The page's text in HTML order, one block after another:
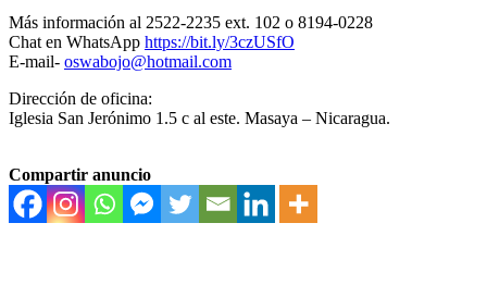
Más información al 2522-2235 ext. 102 o 8194-0228
Chat en WhatsApp https://bit.ly/3czUSfO
E-mail- oswabojo@hotmail.com
Dirección de oficina:
Iglesia San Jerónimo 1.5 c al este. Masaya – Nicaragua.
Compartir anuncio